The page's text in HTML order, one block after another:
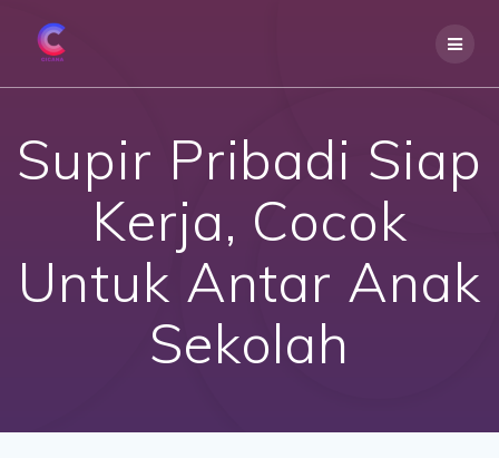
Supir Pribadi Siap
Kerja, Cocok
Untuk Antar Anak
Sekolah